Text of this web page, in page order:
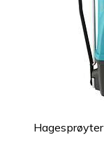
Hagesprøyter